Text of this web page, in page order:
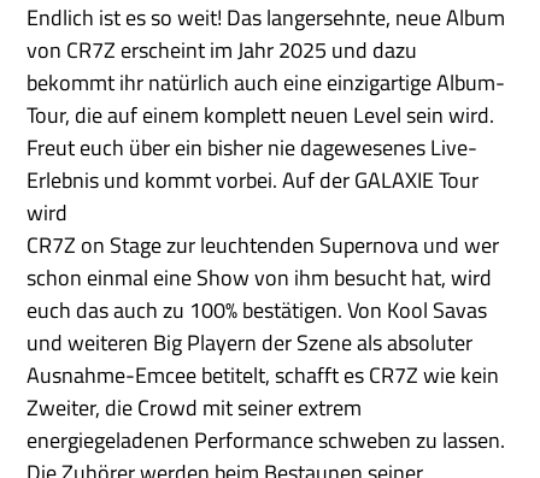
Endlich ist es so weit! Das langersehnte, neue Album
von CR7Z erscheint im Jahr 2025 und dazu
bekommt ihr natürlich auch eine einzigartige Album-
Tour, die auf einem komplett neuen Level sein wird.
Freut euch über ein bisher nie dagewesenes Live-
Erlebnis und kommt vorbei. Auf der GALAXIE Tour
wird
CR7Z on Stage zur leuchtenden Supernova und wer
schon einmal eine Show von ihm besucht hat, wird
euch das auch zu 100% bestätigen. Von Kool Savas
und weiteren Big Playern der Szene als absoluter
Ausnahme-Emcee betitelt, schafft es CR7Z wie kein
Zweiter, die Crowd mit seiner extrem
energiegeladenen Performance schweben zu lassen.